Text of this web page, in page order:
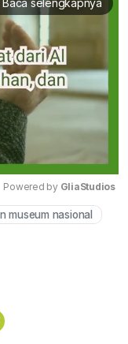
Baca selengkapnya
Mute
Powered by GliaStudios
museum nasional